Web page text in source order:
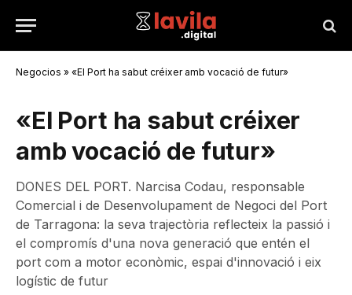
Negocios » «El Port ha sabut créixer amb vocació de futur»
«El Port ha sabut créixer
amb vocació de futur»
DONES DEL PORT. Narcisa Codau, responsable
Comercial i de Desenvolupament de Negoci del Port
de Tarragona: la seva trajectòria reflecteix la passió i
el compromís d'una nova generació que entén el
port com a motor econòmic, espai d'innovació i eix
logístic de futur